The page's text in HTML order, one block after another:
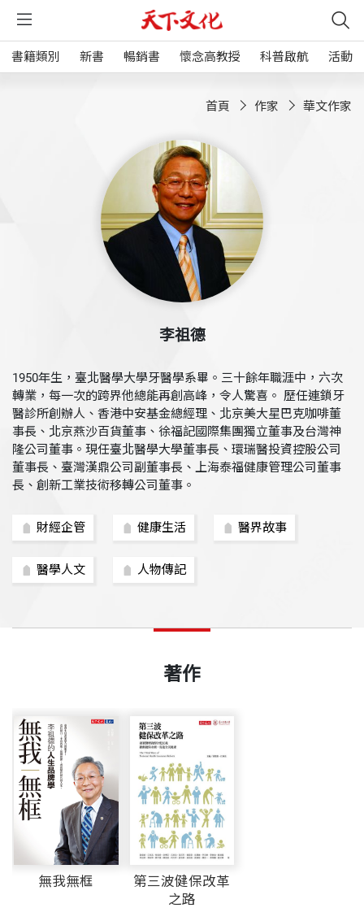
書籍類別 新書 暢銷書 懷念高教授 科普啟航 活動
首頁 作家 華文作家
李祖德
1950年生，臺北醫學大學牙醫學系畢。三十餘年職涯中，六次
轉業，每一次的跨界他總能再創高峰，令人驚喜。 歷任連鎖牙
醫診所創辦人、香港中安基金總經理、北京美大星巴克咖啡董
事長、北京燕沙百貨董事、徐福記國際集團獨立董事及台灣神
隆公司董事。現任臺北醫學大學董事長、環瑞醫投資控股公司
董事長、臺灣漢鼎公司副董事長、上海泰福健康管理公司董事
長、創新工業技術移轉公司董事。
財經企管 健康生活 醫界故事
醫學人文 人物傳記
著作
無我無框
第三波健保改革
之路